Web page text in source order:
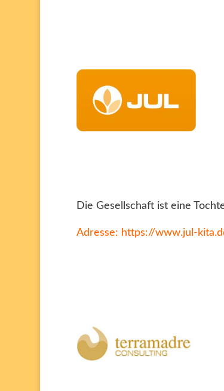
Die Gesellschaft ist eine
Adresse: https://www.jul-